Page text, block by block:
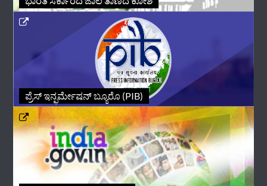
ಪ್ರೆಸ್ ಇನ್ಫರ್ಮೇಷನ್ ಬ್ಯೂರೊ (PIB)